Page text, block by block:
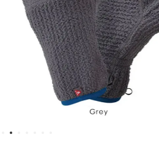
ン)
ビア・モント
スポーツ)